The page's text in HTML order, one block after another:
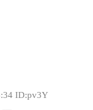
ID:pv3Y